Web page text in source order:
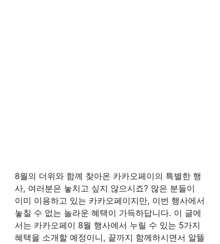
8월의 더위와 함께 찾아온 카카오페이의 특별한 행
사, 여러분은 놓치고 싶지 않으시죠? 많은 분들이
이미 이용하고 있는 카카오페이지만, 이번 행사에서
놓칠 수 없는 놀라운 혜택이 가득하답니다. 이 글에
서는 카카오페이 8월 행사에서 누릴 수 있는 5가지
혜택을 소개할 예정이니, 끝까지 함께하시면서 알뜰